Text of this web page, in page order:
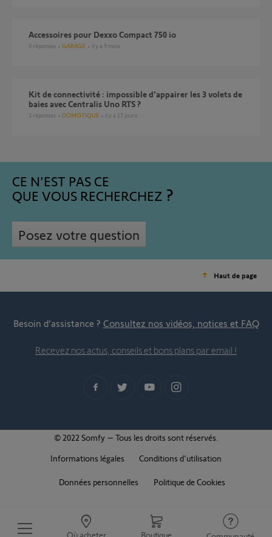
Où acheter Boutique
Accessoires pour Dexxo Compact 750 io
9 réponses GARAGE il y a 9 mois
Kit de connectivité : impossible d’appairer les 3 volets de
baies avec Centralis Uno RTS ?
3 réponses DOMOTIQUE il y a 17 jours
CE N'EST PAS CE
QUE VOUS RECHERCHEZ
Posez votre question
Haut de page
Besoin d’assistance ? Consultez nos vidéos, notices et FAQ
Recevez nos actus, conseils et bons plans par email !
© 2022 Somfy – Tous les droits sont réservés.
Informations légales
Conditions d'utilisation
Données personnelles Politique de Cookies